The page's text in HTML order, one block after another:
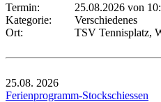
Termin:
25.08.2026 von
Kategorie:
Verschiedenes
Ort:
TSV Tennisplatz,
25.08. 2026
Ferienprogramm-Stockschiessen